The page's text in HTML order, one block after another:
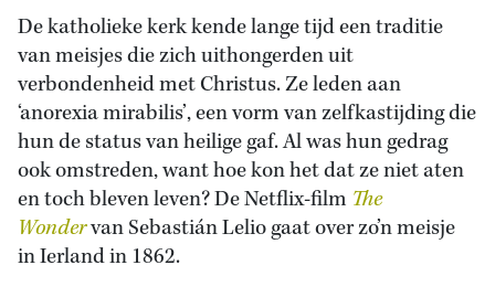
De katholieke kerk kende lange tijd een traditie
van meisjes die zich uithongerden uit
verbondenheid met Christus. Ze leden aan
‘anorexia mirabilis’, een vorm van zelfkastijding die
hun de status van heilige gaf. Al was hun gedrag
ook omstreden, want hoe kon het dat ze niet aten
en toch bleven leven? De Netflix-film The
Wondervan Sebastián Lelio gaat over zo’n meisje
in Ierland in 1862.